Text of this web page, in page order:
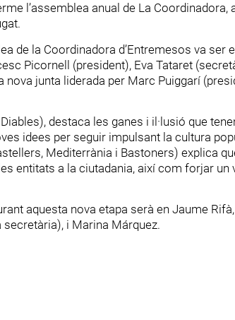
l’assemblea anual de La
de la Coordinadora d’Entremesos va ser
Picornell (president), Eva Tataret
junta liderada per Marc Puiggarí
destaca les ganes i il·lusió que
idees per seguir impulsant la cultura
Mediterrània i Bastoners) explica
entitats a la ciutadania, així com forjar
aquesta nova etapa serà en Jaume
i Marina Márquez.